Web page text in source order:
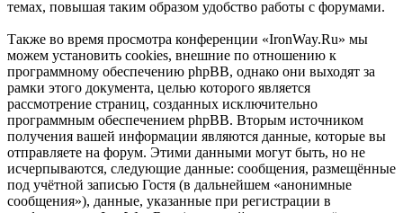
темах, повышая таким образом удобство работы с форумами.
Также во время просмотра конференции «IronWay.Ru» мы
можем установить cookies, внешние по отношению к
программному обеспечению phpBB, однако они выходят за
рамки этого документа, целью которого является
рассмотрение страниц, созданных исключительно
программным обеспечением phpBB. Вторым источником
получения вашей информации являются данные, которые вы
отправляете на форум. Этими данными могут быть, но не
исчерпываются, следующие данные: сообщения, размещённые
под учётной записью Гостя (в дальнейшем «анонимные
сообщения»), данные, указанные при регистрации в